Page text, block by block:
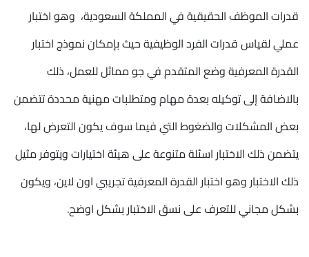
قدرات الموظف الحقيقية في المملكة السعودية، وهو اختبار
عملي لقياس قدرات الفرد الوظيفية حيث بإمكان نموذج اختبار
القدرة المعرفية وضع المتقدم في جو مماثل للعمل، ذلك
بالاضافة إلى توكيله بعدة مهام ومتطلبات مهنية محددة تتضمن
بعض المشكلات والضغوط التي فيما سوف يكون التعرض لها،
يتضمن ذلك الاختبار اسئلة متنوعة على هيئة اختيارات ويتوفر مثيل
ذلك الاختبار وهو اختبار القدرة المعرفية تجريبي اون لاين، ويكون
بشكل مجاني للتعرف على نسق الاختبار بشكل اوضح.